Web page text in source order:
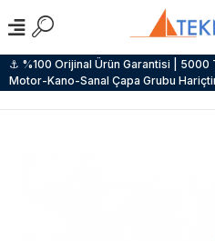
⚓ %100 Orijinal Ürün Garantisi |
Motor-Kano-Sanal Çapa Grubu